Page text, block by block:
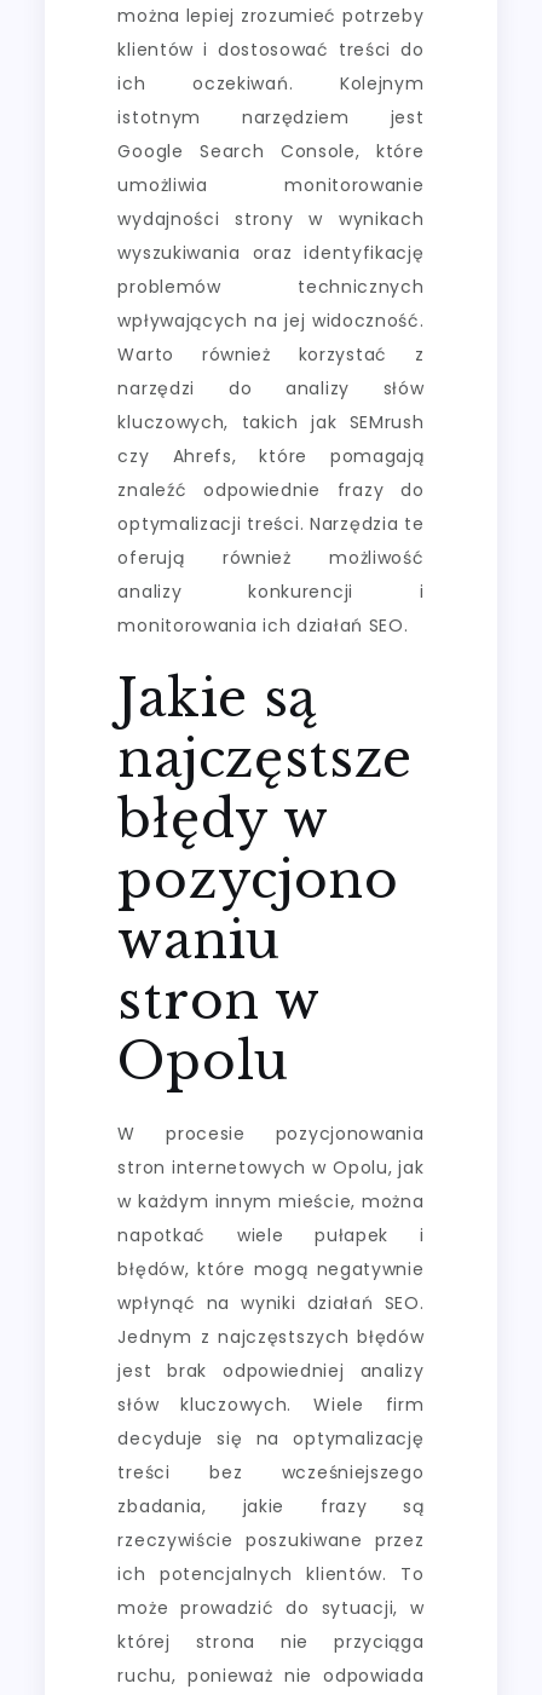
można lepiej zrozumieć potrzeby
klientów i dostosować treści do
ich oczekiwań. Kolejnym
istotnym narzędziem jest
Google Search Console, które
umożliwia monitorowanie
wydajności strony w wynikach
wyszukiwania oraz identyfikację
problemów technicznych
wpływających na jej widoczność.
Warto również korzystać z
narzędzi do analizy słów
kluczowych, takich jak SEMrush
czy Ahrefs, które pomagają
znaleźć odpowiednie frazy do
optymalizacji treści. Narzędzia te
oferują również możliwość
analizy konkurencji i
monitorowania ich działań SEO.
Jakie są
najczęstsze
błędy w
pozycjono
waniu
stron w
Opolu
W procesie pozycjonowania
stron internetowych w Opolu, jak
w każdym innym mieście, można
napotkać wiele pułapek i
błędów, które mogą negatywnie
wpłynąć na wyniki działań SEO.
Jednym z najczęstszych błędów
jest brak odpowiedniej analizy
słów kluczowych. Wiele firm
decyduje się na optymalizację
treści bez wcześniejszego
zbadania, jakie frazy są
rzeczywiście poszukiwane przez
ich potencjalnych klientów. To
może prowadzić do sytuacji, w
której strona nie przyciąga
ruchu, ponieważ nie odpowiada